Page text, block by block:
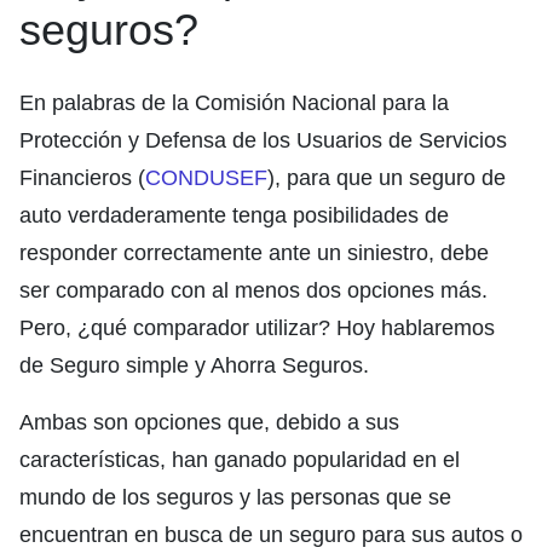
seguros?
En palabras de la Comisión Nacional para la
Protección y Defensa de los Usuarios de Servicios
Financieros (CONDUSEF), para que un seguro de
auto verdaderamente tenga posibilidades de
responder correctamente ante un siniestro, debe
ser comparado con al menos dos opciones más.
Pero, ¿qué comparador utilizar? Hoy hablaremos
de Seguro simple y Ahorra Seguros.
Ambas son opciones que, debido a sus
características, han ganado popularidad en el
mundo de los seguros y las personas que se
encuentran en busca de un seguro para sus autos o